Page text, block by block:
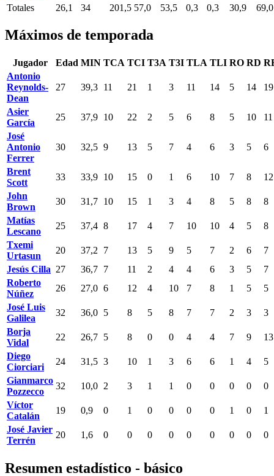
Totales
26,1 34 201,5 57,0 53,5 0,3 0,3 30,9 69,0
Máximos de temporada
Jugador Edad MIN TCA TCI T3A T3I TLA TLI RO RD
Antonio
Reynolds-
Dean
27 39,3 11 21 1 3 11 14 5 14 19
Asier
García
25 37,9 10 22 2 5 6 8 5 10
11
José
Antonio
Ferrer
30 32,5 9 13 5 7 4 6 3 5 6
Brent
Scott
33 33,9 10 15 0 1 6 10 7 8
12
John
Brown
30 31,7 10 15 1 3 4 8 5 8
8
Matías
Lescano
25 37,4 8 17 4 7 10 10 4 5
8
Txemi
Urtasun
20 37,2 7 13 5 9 5 7 2 6
7
Jesús Cilla 27 36,7 7 11 2 4 4 6 3 5
7
Roberto
Núñez
26 27,0 6 12 4 10 7 8 1 5
5
José Luis
Galilea
32 36,0 5 8 5 8 7 7 2 3
3
Borja
Vidal
22 26,7 5 8 0 0 4 4 7 9
13
Diego
Ciorciari
24 31,5 3 10 1 3 6 6 1 4
5
Gianmarco
Pozzecco
32 10,0 2 3 1 1 0 0 0 0
0
Víctor
Catalán
19 0,9 0 1 0 0 0 0 1 0
1
José Javier
Terrén
20 1,6 0 0 0 0 0 0 0 0 0
Resumen estadístico - básico